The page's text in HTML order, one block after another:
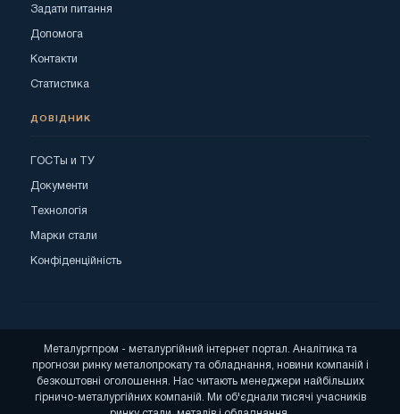
Задати питання
Допомога
Контакти
Статистика
ДОВІДНИК
ГОСТы и ТУ
Документи
Технологія
Марки стали
Конфіденційність
Металургпром - металургійний інтернет портал. Аналітика та
прогнози ринку металопрокату та обладнання, новини компаній і
безкоштовні оголошення. Нас читають менеджери найбільших
гірничо-металургійних компаній. Ми об'єднали тисячі учасників